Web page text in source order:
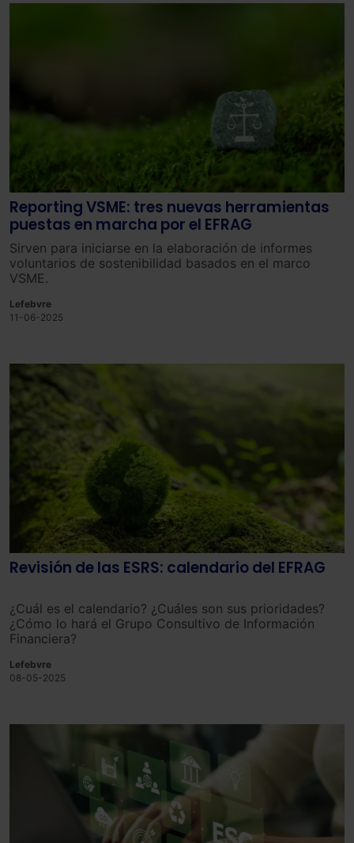
Reporting VSME: tres nuevas herramientas
puestas en marcha por el EFRAG
Sirven para iniciarse en la elaboración de informes
voluntarios de sostenibilidad basados en el marco
VSME.
Lefebvre
11-06-2025
Revisión de las ESRS: calendario del EFRAG
¿Cuál es el calendario? ¿Cuáles son sus prioridades?
¿Cómo lo hará el Grupo Consultivo de Información
Financiera?
Lefebvre
08-05-2025